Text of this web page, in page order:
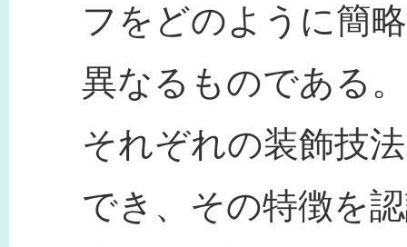
フをどのように簡
異なるものである
それぞれの装飾技
でき、その特徴を